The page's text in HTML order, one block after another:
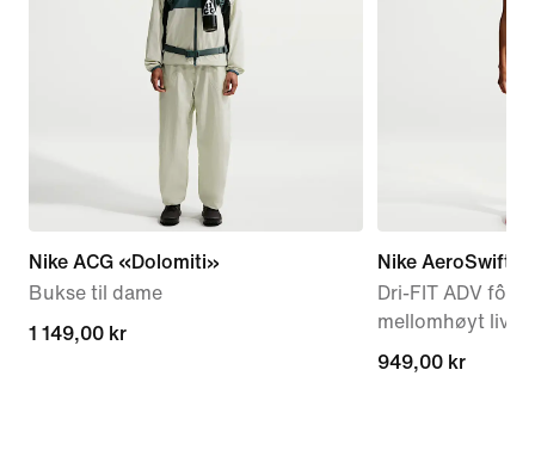
Nike ACG «Dolomiti»
Bukse til dame
1 149,00 kr
1 149,00 kr
Nike AeroSwift
Dri-FIT ADV
mellomhøyt liv til
949,00 kr
949,00 kr